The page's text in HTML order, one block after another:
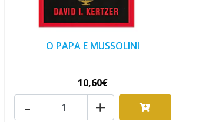
O PAPA E MUSSOLINI
10,60€
+
-